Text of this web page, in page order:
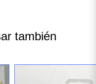
también